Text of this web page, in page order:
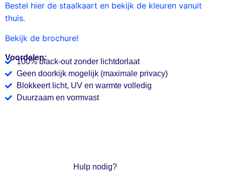
Bestel hier de staalkaart en bekijk de kleuren vanuit
thuis.
Bekijk de brochure!
Voordelen:
100% black-out zonder lichtdorlaat
Geen doorkijk mogelijk (maximale privacy)
Blokkeert licht, UV en warmte volledig
Duurzaam en vormvast
Hulp nodig?